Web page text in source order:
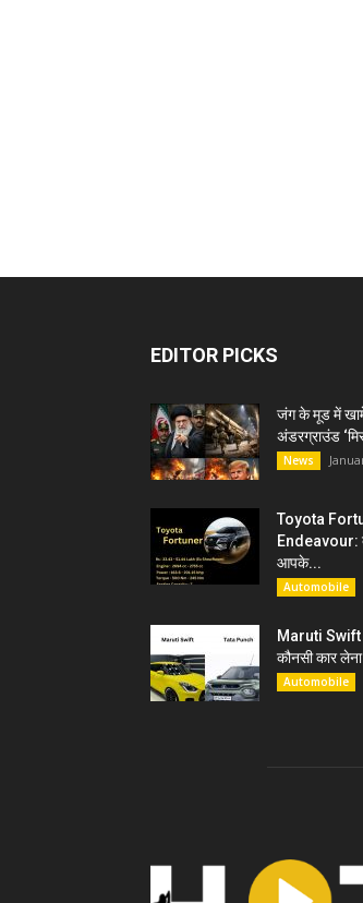
EDITOR PICKS
जंग के मूड में
अंडरग्राउंड
News
Toyota
Endeavour:
आपके...
Automobile
Maruti Swift
कौनसी कार
Automobile